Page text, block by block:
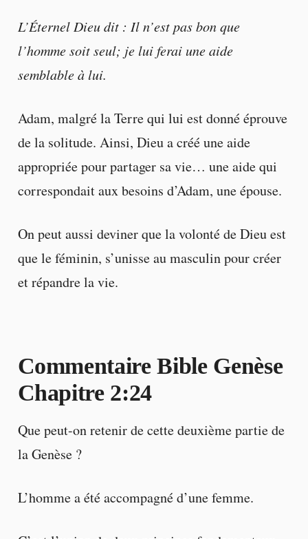
L’Éternel Dieu dit : Il n’est pas bon que
l’homme soit seul; je lui ferai une aide
semblable à lui.
Adam, malgré la Terre qui lui est donné éprouve
de la solitude. Ainsi, Dieu a créé une aide
appropriée pour partager sa vie… une aide qui
correspondait aux besoins d’Adam, une épouse.
On peut aussi deviner que la volonté de Dieu est
que le féminin, s’unisse au masculin pour créer
et répandre la vie.
Commentaire Bible Genèse
Chapitre 2:24
Que peut-on retenir de cette deuxième partie de
la Genèse ?
L’homme a été accompagné d’une femme.